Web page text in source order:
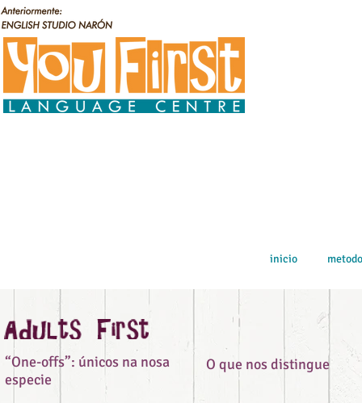
inicio
“One-offs”: únicos na nosa
especie
O que nos distingue